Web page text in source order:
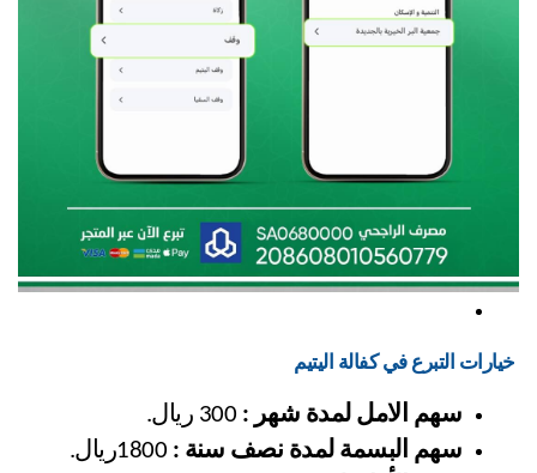
خيارات التبرع في كفالة اليتيم
سهم الامل لمدة شهر :
سهم البسمة لمدة نصف سنة :